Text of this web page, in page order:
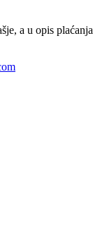
a u opis plaćanja